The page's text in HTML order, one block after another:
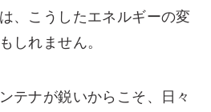
、こうしたエネルギーの変
しれません。
テナが鋭いからこそ、日々